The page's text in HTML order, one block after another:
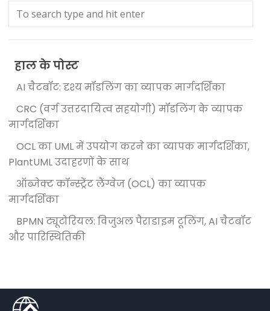
हाल के पोस्ट
AI चैटबॉट: दृश्य मॉडलिंग का व्यापक मार्गदर्शिका
CRC (वर्ग उत्तरदायित्व सहयोगी) मॉडलिंग के व्यापक
मार्गदर्शिका
OCL का UML में उपयोग करने का व्यापक मार्गदर्शिका,
PlantUML उदाहरणों के साथ
ऑब्जेक्ट कॉन्स्ट्रेंट लैंग्वेज (OCL) का व्यापक
मार्गदर्शिका
BPMN ट्यूटोरियल: विजुअल पैराडाइम टूलिंग, AI चैटबॉट
और पारिस्थितिकी